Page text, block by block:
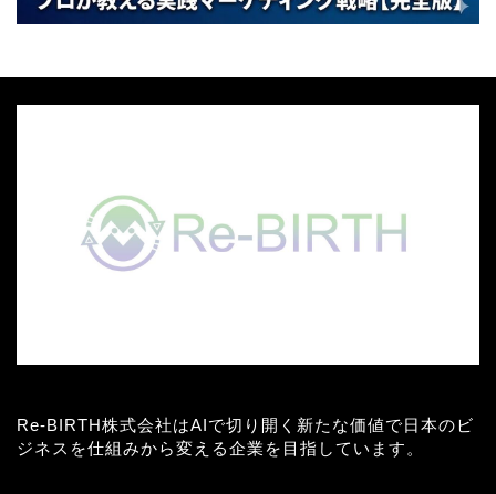
Re-BIRTH株式会社はAIで切り開く新たな価値で日本のビ
ジネスを仕組みから変える企業を目指しています。